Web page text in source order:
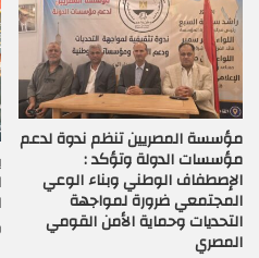
مؤسسة المصريين تنظم ندوة لدعم
مؤسسات الدولة وتؤكد :
الإصطفاف الوطني وبناء الوعي
المجتمعي ضرورة لمواجهة
التحديات وحماية الأمن القومي
المصري